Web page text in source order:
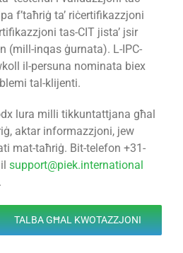
f’taħriġ ta’ riċertifikazzjoni
tas-CIT jista’ jsir
(mill-inqas ġurnata). L-IPC-
il-persuna nominata biex
tal-klijenti.
lura milli tikkuntattjana għal
aktar informazzjoni, jew
mat-taħriġ. Bit-telefon +31-
support@piek.international
.
TALBA GĦAL KWOTAZZJONI